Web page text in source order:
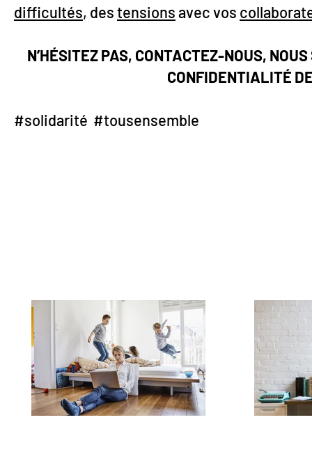
difficultés, destensionsavec vos
N’HÉSITEZ PAS, CONTACTEZ-NOUS,
CONFIDENTIALITÉ
#solidarité #tousensemble